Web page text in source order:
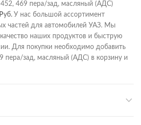
452, 469 пера/зад, масляный (АДС)
Руб. У нас большой ассортимент
частей для автомобилей УАЗ. Мы
наших продуктов и быструю
Для покупки необходимо добавить
пера/зад, масляный (АДС) в корзину и